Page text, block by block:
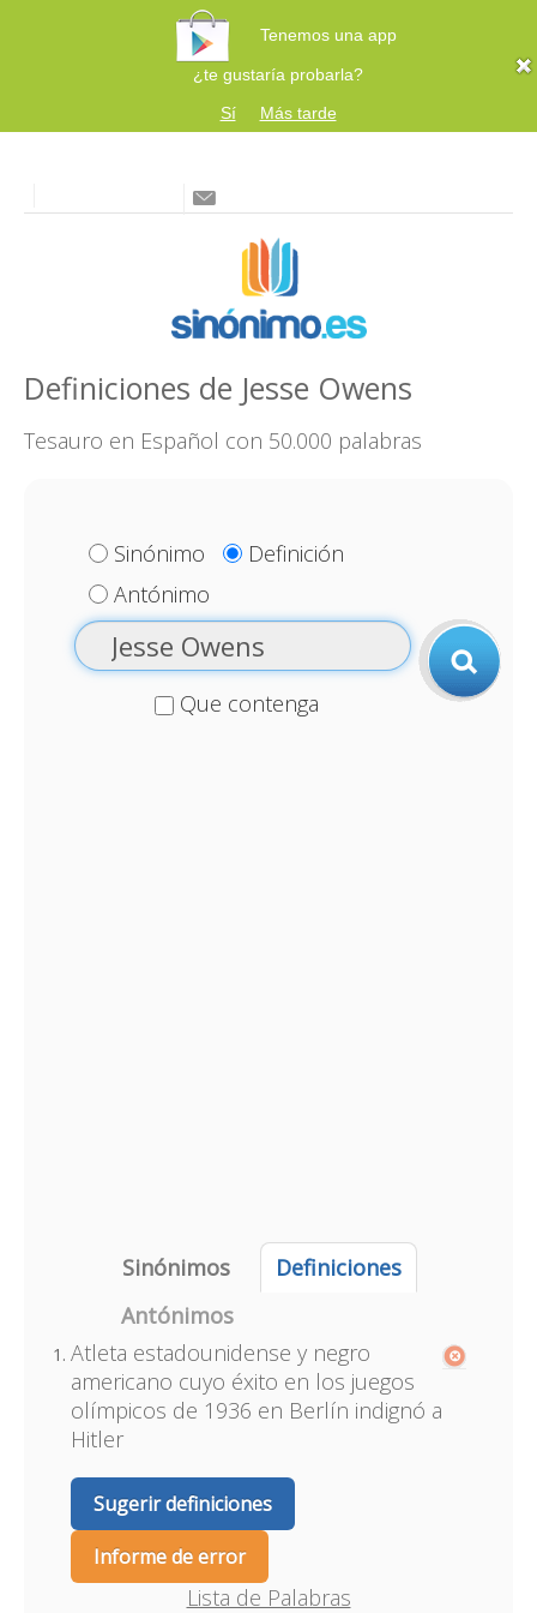
Tenemos una app
¿te gustaría probarla?
Sí
Más tarde
Definiciones de Jesse Owens
Tesauro en Español con 50.000 palabras
Sinónimo
Definición
Antónimo
Que contenga
Sinónimos
Definiciones
Antónimos
Atleta estadounidense y negro
americano cuyo éxito en los juegos
olímpicos de 1936 en Berlín indignó a
Hitler
Sugerir definiciones
Informe de error
Lista de Palabras